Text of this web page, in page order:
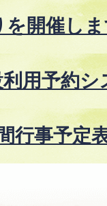
開催し
用予約
行事予定